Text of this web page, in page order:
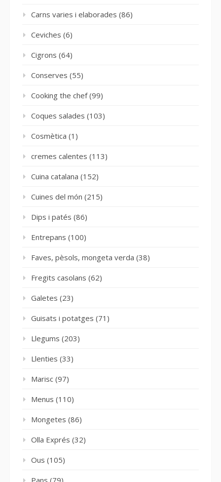
Carns varies i elaborades (86)
Ceviches (6)
Cigrons (64)
Conserves (55)
Cooking the chef(99)
Coques salades (103)
Cosmètica (1)
cremes calentes (113)
Cuina catalana (152)
Cuines del món (215)
Dips i patés (86)
Entrepans (100)
Faves, pèsols, mongeta verda (38)
Fregits casolans (62)
Galetes (23)
Guisats i potatges (71)
Llegums (203)
Llenties (33)
Marisc (97)
Menus (110)
Mongetes (86)
Olla Exprés (32)
Ous (105)